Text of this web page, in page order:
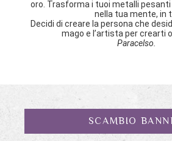
oro. Trasforma i tuoi metalli
nella tua mente, in
Decidi di creare la persona che
mago e l’artista per crearti
Paracelso.
SCAMBIO